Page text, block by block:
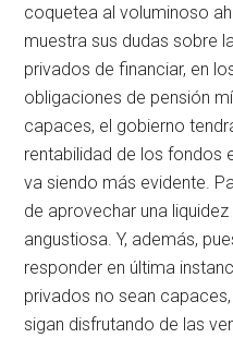
coquetea al voluminoso
muestra sus dudas sobre
privados de financiar, en
obligaciones de pensión
capaces, el gobierno
rentabilidad de los fondos
va siendo más evidente.
de aprovechar una
angustiosa. Y, además,
responder en última
privados no sean
sigan disfrutando de las